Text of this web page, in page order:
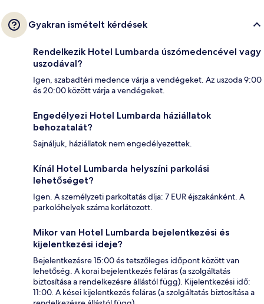
Gyakran ismételt kérdések
Rendelkezik Hotel Lumbarda úszómedencével vagy
uszodával?
Igen, szabadtéri medence várja a vendégeket. Az uszoda 9:00
és 20:00 között várja a vendégeket.
Engedélyezi Hotel Lumbarda háziállatok
behozatalát?
Sajnáljuk, háziállatok nem engedélyezettek.
Kínál Hotel Lumbarda helyszíni parkolási
lehetőséget?
Igen. A személyzeti parkoltatás díja: 7 EUR éjszakánként. A
parkolóhelyek száma korlátozott.
Mikor van Hotel Lumbarda bejelentkezési és
kijelentkezési ideje?
Bejelentkezésre 15:00 és tetszőleges időpont között van
lehetőség. A korai bejelentkezés feláras (a szolgáltatás
biztosítása a rendelkezésre állástól függ). Kijelentkezési idő:
11:00. A kései kijelentkezés feláras (a szolgáltatás biztosítása a